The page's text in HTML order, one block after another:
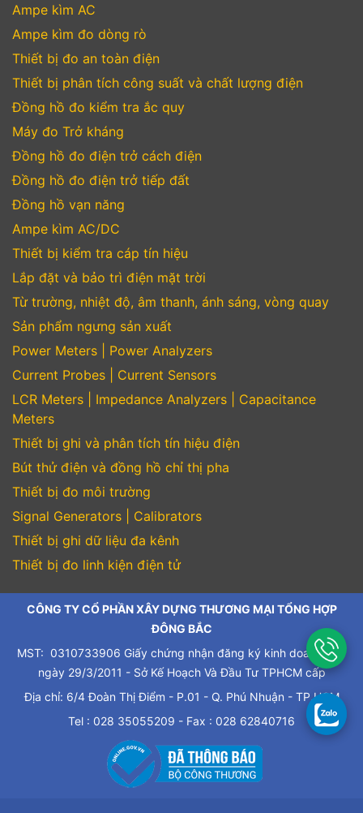
Ampe kìm AC
Ampe kìm đo dòng rò
Thiết bị đo an toàn điện
Thiết bị phân tích công suất và chất lượng điện
Đồng hồ đo kiểm tra ắc quy
Máy đo Trở kháng
Đồng hồ đo điện trở cách điện
Đồng hồ đo điện trở tiếp đất
Đồng hồ vạn năng
Ampe kìm AC/DC
Thiết bị kiểm tra cáp tín hiệu
Lắp đặt và bảo trì điện mặt trời
Từ trường, nhiệt độ, âm thanh, ánh sáng, vòng quay
Sản phẩm ngưng sản xuất
Power Meters | Power Analyzers
Current Probes | Current Sensors
LCR Meters | Impedance Analyzers | Capacitance
Meters
Thiết bị ghi và phân tích tín hiệu điện
Bút thử điện và đồng hồ chỉ thị pha
Thiết bị đo môi trường
Signal Generators | Calibrators
Thiết bị ghi dữ liệu đa kênh
Thiết bị đo linh kiện điện tử
CÔNG TY CỔ PHẦN XÂY DỰNG THƯƠNG MẠI TỔNG HỢP
ĐÔNG BẮC
MST: 0310733906 Giấy chứng nhận đăng ký kinh doanh cấp
ngày 29/3/2011 - Sở Kế Hoạch Và Đầu Tư TPHCM cấp
Địa chỉ: 6/4 Đoàn Thị Điểm - P.01 - Q. Phú Nhuận - TP.HCM
Tel : 028 35055209 - Fax : 028 62840716